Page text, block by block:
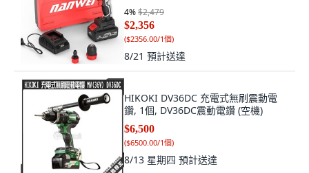
4%$2,479
$2,356
($2356.00/1個)
8/21 預計送達
HIKOKI DV36DC 充電式無刷震動電
鑽, 1個, DV36DC震動電鑽 (空機)
$6,500
($6500.00/1個)
8/13 星期四 預計送達